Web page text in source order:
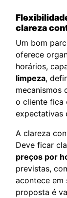
clareza
Um bom
oferece
horários,
limpeza,
mecanismos
o cliente fica
expectativas
A clareza
Deve ficar
preços por
previstas,
acontece em
proposta é